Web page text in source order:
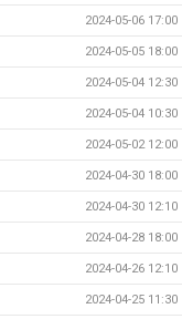
2024-05-06 17:00
2024-05-05 18:00
2024-05-04 12:30
2024-05-04 10:30
2024-05-02 12:00
2024-04-30 18:00
2024-04-30 12:10
2024-04-28 18:00
2024-04-26 12:10
2024-04-25 11:30